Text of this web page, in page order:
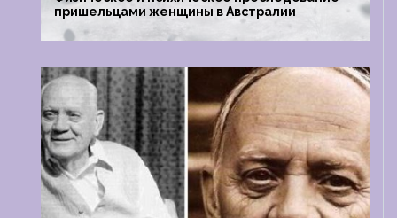
пришельцами женщины в Австралии